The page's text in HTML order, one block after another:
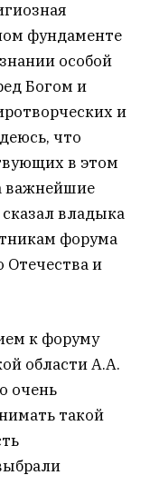
фундаменте
особой
Богом и
и
что
в этом
важнейшие
владыка
форума
Отечества и
к форуму
области А.А.
очень
такой